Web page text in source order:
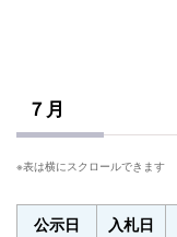
７月
公示日 入札日